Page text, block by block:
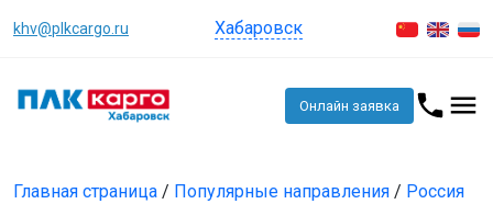
khv@plkcargo.ru Хабаровск
Онлайн заявка
Главная страница / Популярные направления / Россия